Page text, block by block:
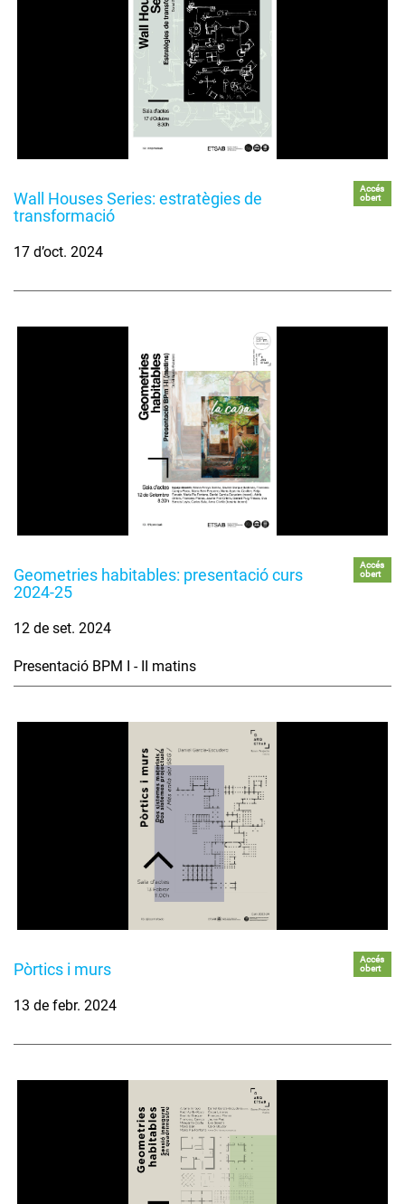
Wall Houses Series: estratègies de
transformació
Accés
obert
17 d’oct. 2024
Geometries habitables: presentació curs
2024-25
Accés
obert
12 de set. 2024
Presentació BPM I - II matins
Pòrtics i murs
Accés
obert
13 de febr. 2024